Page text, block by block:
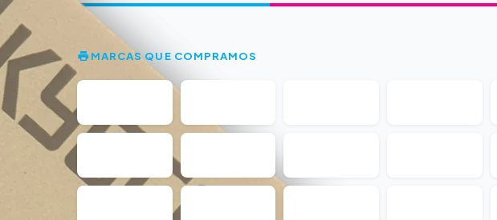
MARCAS QUE COMPRAMOS